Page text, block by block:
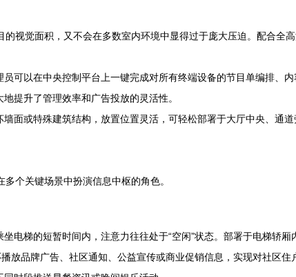
的视觉面积，又不会在多数室内环境中显得过于庞大压迫。配合全
员可以在中央控制平台上一键完成对所有终端设备的节目单编排、
提升了管理效率和广告投放的灵活性。
墙面或特殊建筑结构，放置位置灵活，可轻松部署于大厅中央、通
个关键场景中扮演信息中枢的角色。
电梯的短暂时间内，注意力往往处于“空闲”状态。部署于电梯轿
放品牌广告、社区通知、公益宣传或商业促销信息，实现对社区